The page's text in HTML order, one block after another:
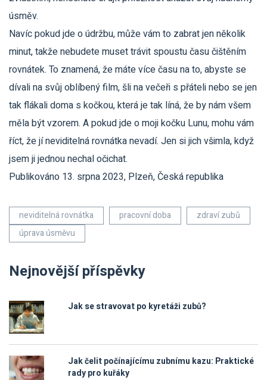
úsměv.
Navíc pokud jde o údržbu, může vám to zabrat jen několik
minut, takže nebudete muset trávit spoustu času čištěním
rovnátek. To znamená, že máte více času na to, abyste se
dívali na svůj oblíbený film, šli na večeři s přáteli nebo se jen
tak flákali doma s kočkou, která je tak líná, že by nám všem
měla být vzorem. A pokud jde o moji kočku Lunu, mohu vám
říct, že jí neviditelná rovnátka nevadí. Jen si jich všimla, když
jsem ji jednou nechal očichat.
Publikováno 13. srpna 2023, Plzeň, Česká republika
neviditelná rovnátka pracovní doba
zdraví zubů
úprava úsměvu
Nejnovější příspěvky
Jak se stravovat po kyretáži zubů?
Jak čelit počínajícímu zubnímu kazu: Praktické
rady pro kuřáky